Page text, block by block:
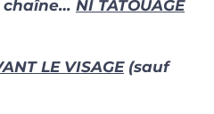
chaîne… NI TATOUAGE
LE VISAGE(sauf